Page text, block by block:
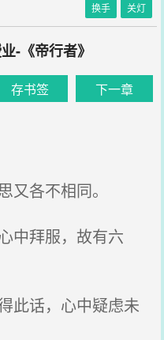
换手 关灯
-《帝行者》
存书签 下一章
各不相同。
中拜服，故有六
此话，心中疑虑未